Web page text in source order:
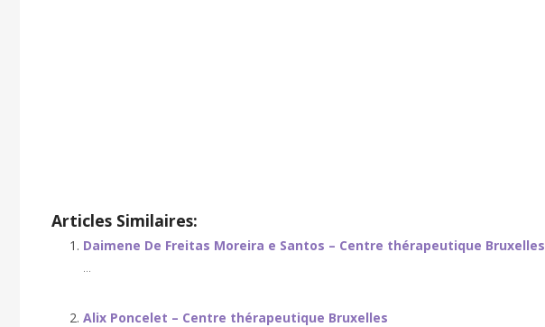
Articles Similaires:
Daimene De Freitas Moreira e Santos – Centre thérapeutique Bruxelles
...
Alix Poncelet – Centre thérapeutique Bruxelles